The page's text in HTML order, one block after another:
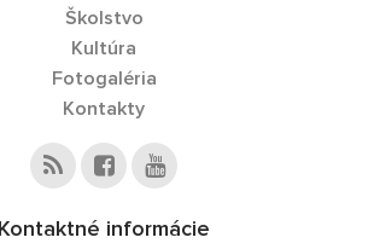
Školstvo
Kultúra
Fotogaléria
Kontakty
Kontaktné informácie